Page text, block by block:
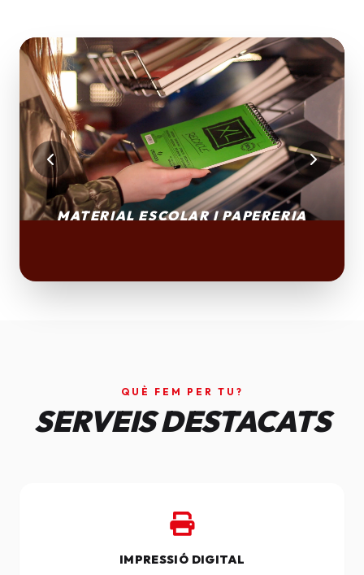
QUÈ FEM PER TU?
SERVEIS DESTACATS
IMPRESSIÓ DIGITAL